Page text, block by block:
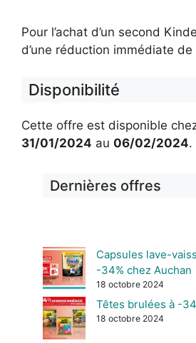
Pour l’achat d’un second
d’une réduction immédiate
Disponibilité
Cette offre est disponible
31/01/2024 au 06/02/2024.
Dernières offres
Capsules lave-
-34% chez Auchan
18 octobre 2024
Têtes brulées à -
18 octobre 2024